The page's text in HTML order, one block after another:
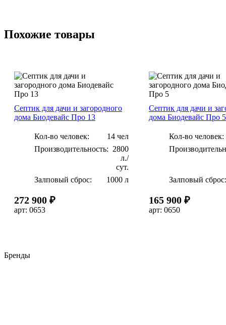
Похожие товары
Септик для дачи и загородного
дома Биодевайс Про 13
Кол-во человек:
14 чел
Производительность: 2800
л./
сут.
Залповый сброс:
1000 л
272 900 ₽
арт: 0653
Септик для дачи и
дома Биодевайс Про 5
Кол-во человек:
Залповый сброс:
165 900 ₽
арт: 0650
Бренды